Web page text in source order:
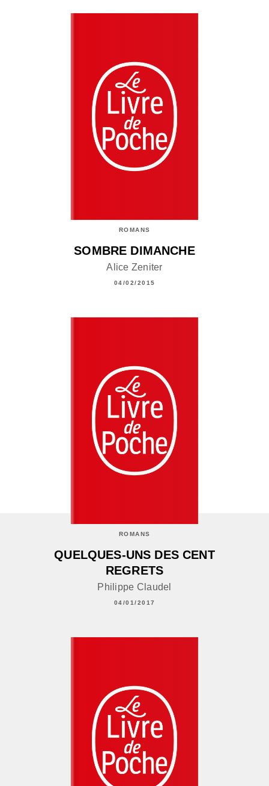
ROMANS
SOMBRE DIMANCHE
Alice Zeniter
04/02/2015
ROMANS
QUELQUES-UNS DES CENT
REGRETS
Philippe Claudel
04/01/2017